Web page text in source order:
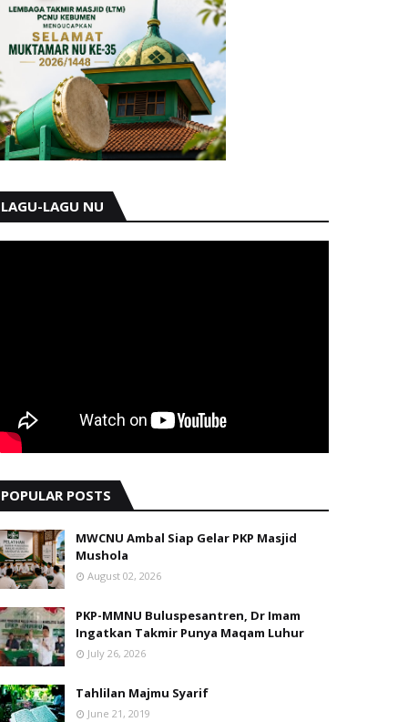
LAGU-LAGU NU
POPULAR POSTS
MWCNU Ambal Siap Gelar PKP Masjid
Mushola
August 02, 2026
PKP-MMNU Buluspesantren, Dr Imam
Ingatkan Takmir Punya Maqam Luhur
July 26, 2026
Tahlilan Majmu Syarif
June 21, 2019